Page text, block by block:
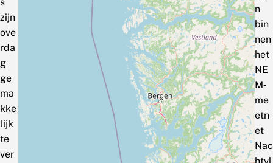
s
zijn
ove
rda
g
ge
ma
kke
lijk
te
ver
n
bin
nen
het
NE
M‑
me
etn
et
Nac